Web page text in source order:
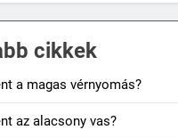
cikkek
a magas vérnyomás?
az alacsony vas?